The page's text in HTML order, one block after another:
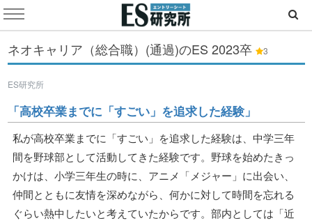
ネオキャリア（総合職）(通過)のES 2023卒 3
ES研究所
「高校卒業までに「すごい」を追求した経験」
私が高校卒業までに「すごい」を追求した経験は、中学三年
間を野球部として活動してきた経験です。野球を始めたきっ
かけは、小学三年生の時に、アニメ「メジャー」に出会い、
仲間とともに友情を深めながら、何かに対して時間を忘れる
ぐらい熱中したいと考えていたからです。部内としては「近